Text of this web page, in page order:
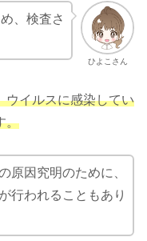
ひよこさん
、検査さ
ウイルスに感染してい
。
原因究明のために、
行われることもあり